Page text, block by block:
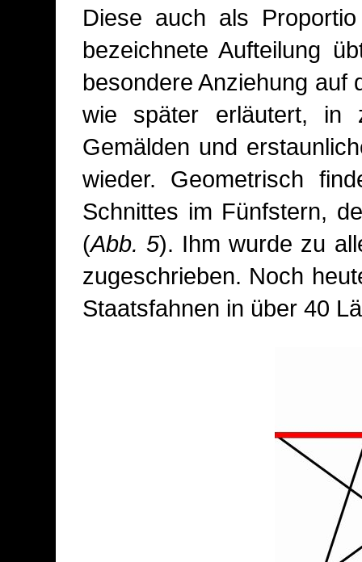
Diese auch als
bezeichnete Aufteilung
besondere Anziehung auf
wie später erläutert, in
Gemälden und
wieder. Geometrisch
Schnittes im Fünfstern,
(Abb. 5). Ihm wurde zu
zugeschrieben. Noch
Staatsfahnen in über 40